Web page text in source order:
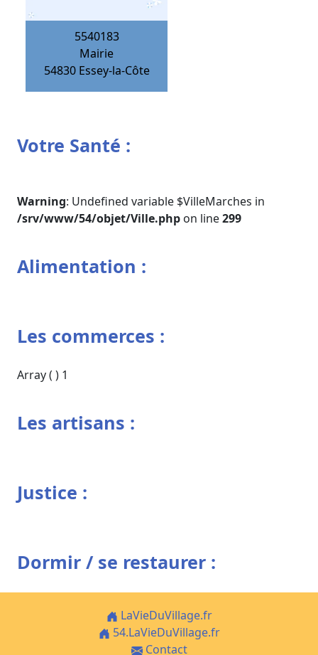
5540183
Mairie
54830 Essey-la-Côte
Votre Santé :
Warning: Undefined variable $VilleMarches in
/srv/www/54/objet/Ville.php on line299
Alimentation :
Les commerces :
Array ( ) 1
Les artisans :
Justice :
Dormir / se restaurer :
LaVieDuVillage.fr
54.LaVieDuVillage.fr
Contact